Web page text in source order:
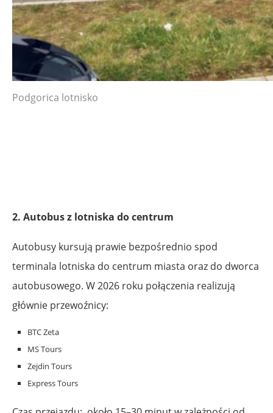
Podgorica lotnisko
2. Autobus z lotniska do centrum
Autobusy kursują prawie bezpośrednio spod
terminala lotniska do centrum miasta oraz do dworca
autobusowego. W 2026 roku połączenia realizują
głównie przewoźnicy:
BTC Zeta
MS Tours
Zejdin Tours
Express Tours